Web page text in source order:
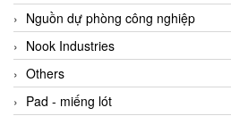
Bedook
Bei Sensor
Beijer
Beinlich-pumps
Nguồn dự phòng công nghiệp
Nook Industries
Others
Pad - miếng lót